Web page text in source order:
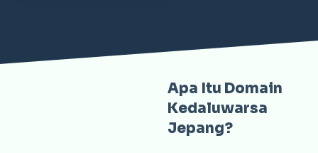
Apa Itu Domain
Kedaluwarsa
Jepang?